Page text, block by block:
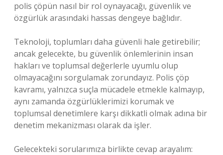
polis çöpün nasıl bir rol oynayacağı, güvenlik ve
özgürlük arasındaki hassas dengeye bağlıdır.
Teknoloji, toplumları daha güvenli hale getirebilir;
ancak gelecekte, bu güvenlik önlemlerinin insan
hakları ve toplumsal değerlerle uyumlu olup
olmayacağını sorgulamak zorundayız. Polis çöp
kavramı, yalnızca suçla mücadele etmekle kalmayıp,
aynı zamanda özgürlüklerimizi korumak ve
toplumsal denetimlere karşı dikkatli olmak adına bir
denetim mekanizması olarak da işler.
Gelecekteki sorularımıza birlikte cevap arayalım: